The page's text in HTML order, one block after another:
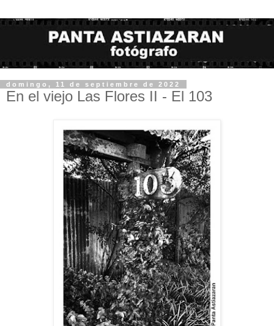
domingo, 11 de septiembre de 2022
En el viejo Las Flores II - El 103